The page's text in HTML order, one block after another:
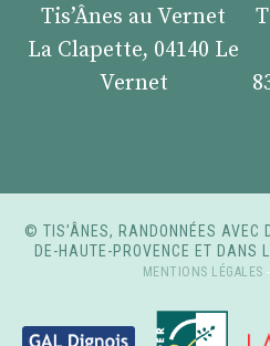
Tis’Ânes au Vernet
La Clapette, 04140 Le
Vernet
© TIS’ÂNES, RANDONNÉES AVEC
DE-HAUTE-PROVENCE ET DANS
MENTIONS LÉGALES -